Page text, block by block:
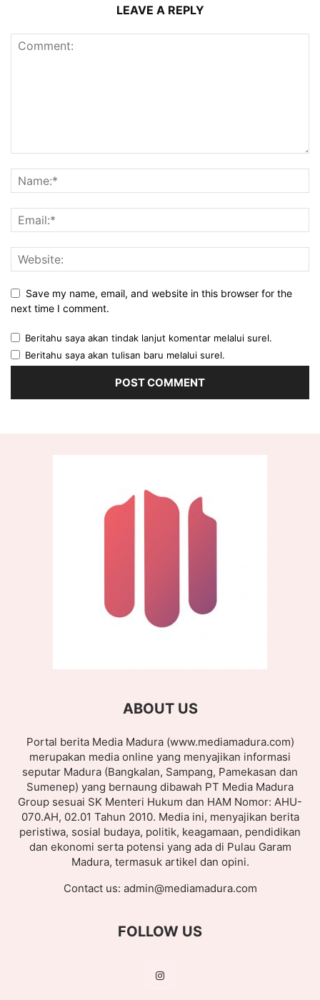
LEAVE A REPLY
Save my name, email, and website in this browser for the
next time I comment.
Beritahu saya akan tindak lanjut komentar melalui surel.
Beritahu saya akan tulisan baru melalui surel.
ABOUT US
Portal berita Media Madura (www.mediamadura.com)
merupakan media online yang menyajikan informasi
seputar Madura (Bangkalan, Sampang, Pamekasan dan
Sumenep) yang bernaung dibawah PT Media Madura
Group sesuai SK Menteri Hukum dan HAM Nomor: AHU-
070.AH, 02.01 Tahun 2010. Media ini, menyajikan berita
peristiwa, sosial budaya, politik, keagamaan, pendidikan
dan ekonomi serta potensi yang ada di Pulau Garam
Madura, termasuk artikel dan opini.
Contact us: admin@mediamadura.com
FOLLOW US